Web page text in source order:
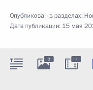
Опубликован в разделах:
Дата публикации: 15 мая
3 :